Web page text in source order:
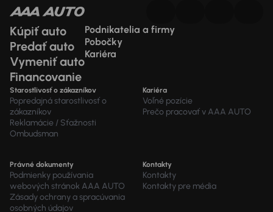
Kúpiť auto
Predať auto
Vymeniť auto
Financovanie
Podnikatelia a firmy
Pobočky
Kariéra
Starostlivosť o zákazníkov
Popredajná starostlivosť o
zákazníkov
Reklamácie / Sťažnosti
Ombudsman
Kariéra
Voľné pozície
Prečo pracovať v AAA AUTO
Právné dokumenty
Podmienky používania
webových stránok AAA AUTO
Zásady ochrany a spracúvania
osobných údajov
Kontakty
Kontakty
Kontakty pre média